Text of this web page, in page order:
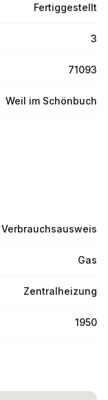
Fertiggestellt
3
71093
Weil im Schönbuch
Verbrauchsausweis
Gas
Zentralheizung
1950